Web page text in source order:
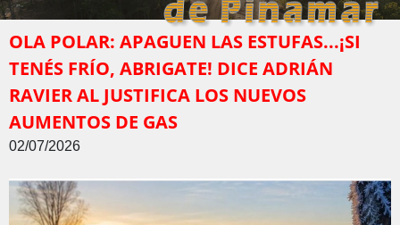
OLA POLAR: APAGUEN LAS ESTUFAS...¡SI
TENÉS FRÍO, ABRIGATE! DICE ADRIÁN
RAVIER AL JUSTIFICA LOS NUEVOS
AUMENTOS DE GAS
02/07/2026